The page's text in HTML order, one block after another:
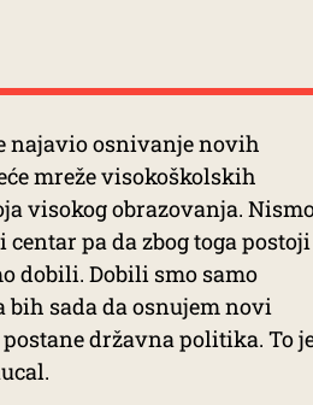
najavio osnivanje novih
mreže visokoškolskih
visokog obrazovanja.
pa da zbog toga postoji
dobili. Dobili smo samo
bih sada da osnujem novi
državna politika. To